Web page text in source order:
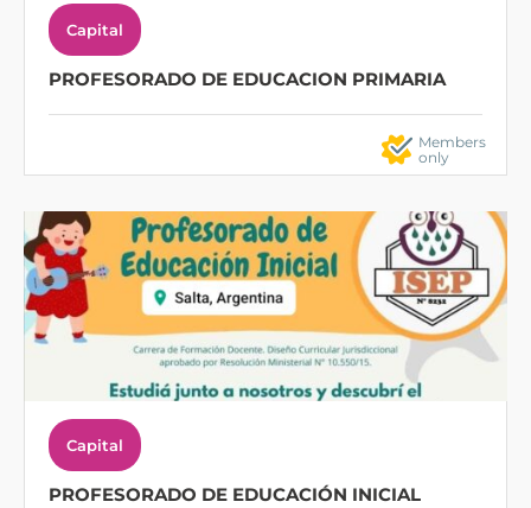
Capital
PROFESORADO DE EDUCACION PRIMARIA
Members
only
Capital
PROFESORADO DE EDUCACIÓN INICIAL